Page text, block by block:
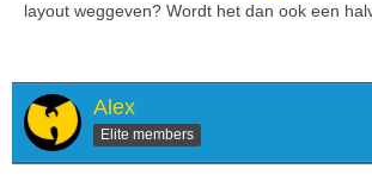
layout weggeven? Wordt het dan ook een
Alex
Elite members